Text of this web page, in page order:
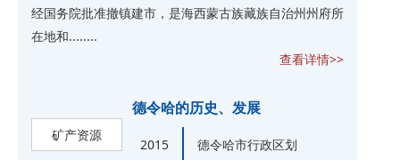
经国务院批准撤镇建市，是海西蒙古族藏族自治州州府所
在地和........
查看详情>>
德令哈的历史、发展
矿产资源
2015 德令哈市行政区划